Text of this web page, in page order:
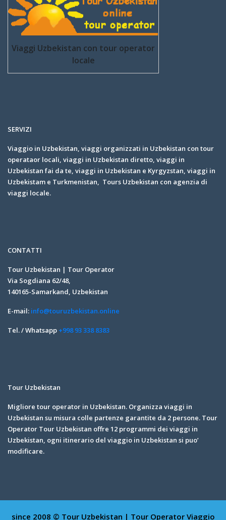
Viaggi Uzbekistan con tour operator
locale
SERVIZI
Viaggio in Uzbekistan, viaggi organizzati in Uzbekistan con tour
operataor locali, viaggi in Uzbekistan diretto, viaggi in
Uzbekistan fai da te, viaggi in Uzbekistan e Kyrgyzstan, viaggi in
Uzbekistam e Turkmenistan, Tours Uzbekistan con agenzia di
viaggi locale.
CONTATTI
Tour Uzbekistan | Tour Operator
Via Sogdiana 62/48,
140165-Samarkand, Uzbekistan
E-mail: info@touruzbekistan.online
Tel. / Whatsapp +998 93 338 8383
Tour Uzbekistan
Migliore tour operator in Uzbekistan. Organizza viaggi in
Uzbekistan su misura colle partenze garantite da 2 persone. Tour
Operator Tour Uzbekistan offre 12 programmi dei viaggi in
Uzbekistan, ogni itinerario del viaggio in Uzbekistan si puo’
modificare.
since 2008 © Tour Uzbekistan | Tour Operator Viaggio